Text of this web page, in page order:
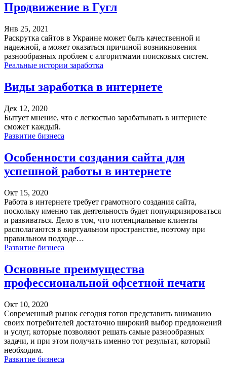
Продвижение в Гугл
Янв 25, 2021
Раскрутка сайтов в Украине может быть качественной и
надежной, а может оказаться причиной возникновения
разнообразных проблем с алгоритмами поисковых систем.
Реальные истории заработка
Виды заработка в интернете
Дек 12, 2020
Бытует мнение, что с легкостью зарабатывать в интернете
сможет каждый.
Развитие бизнеса
Особенности создания сайта для
успешной работы в интернете
Окт 15, 2020
Работа в интернете требует грамотного создания сайта,
поскольку именно так деятельность будет популяризироваться
и развиваться. Дело в том, что потенциальные клиенты
располагаются в виртуальном пространстве, поэтому при
правильном подходе…
Развитие бизнеса
Основные преимущества
профессиональной офсетной печати
Окт 10, 2020
Современный рынок сегодня готов представить вниманию
своих потребителей достаточно широкий выбор предложений
и услуг, которые позволяют решать самые разнообразных
задачи, и при этом получать именно тот результат, который
необходим.
Развитие бизнеса